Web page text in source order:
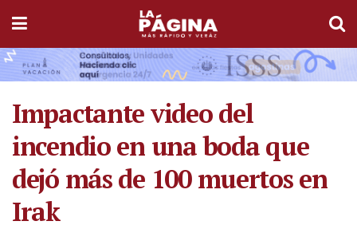
Impactante video del
incendio en una boda que
dejó más de 100 muertos en
Irak